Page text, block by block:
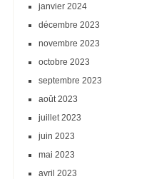
janvier 2024
décembre 2023
novembre 2023
octobre 2023
septembre 2023
août 2023
juillet 2023
juin 2023
mai 2023
avril 2023